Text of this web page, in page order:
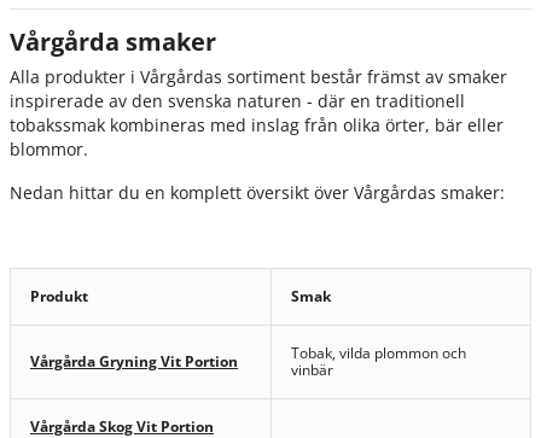
Vårgårda smaker
Alla produkter i Vårgårdas sortiment består främst av smaker
inspirerade av den svenska naturen - där en traditionell
tobakssmak kombineras med inslag från olika örter, bär eller
blommor.
Nedan hittar du en komplett översikt över Vårgårdas smaker:
Produkt Smak
Vårgårda Gryning Vit Portion
Tobak, vilda plommon och
vinbär
Vårgårda Skog Vit Portion